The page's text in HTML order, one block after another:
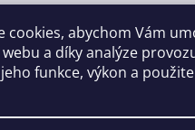
cookies, abychom Vám
a díky analýze
funkce, výkon a
Benefity Pluxee -